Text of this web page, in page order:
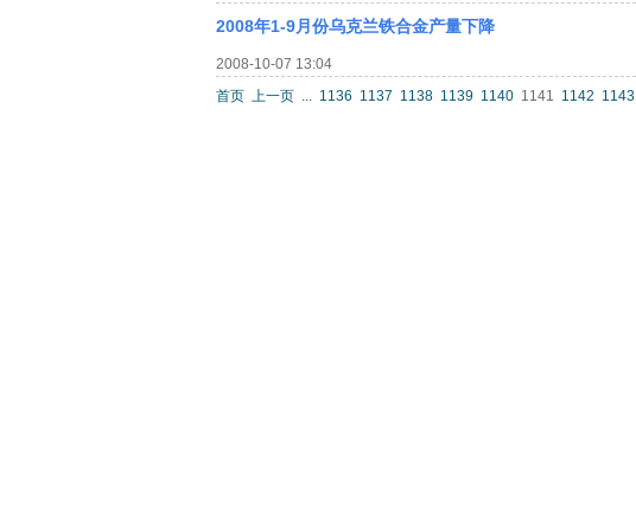
2008年1-9月份乌克兰铁合金产量下降
2008-10-07 13:04
首页 上一页 ... 1136 1137 1138 1139 1140 1141 1142 1143